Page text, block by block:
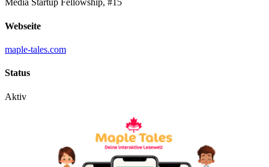
Media Startup Fellowship, #15
Webseite
maple-tales.com
Status
Aktiv